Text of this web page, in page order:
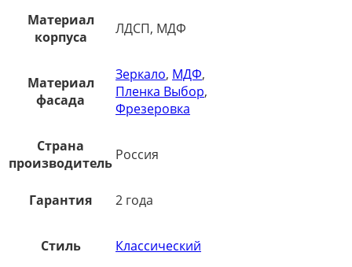
Материал
корпуса
ЛДСП, МДФ
Материал
фасада
Зеркало, МДФ,
Пленка Выбор,
Фрезеровка
Страна
производитель Россия
Гарантия 2 года
Стиль Классический